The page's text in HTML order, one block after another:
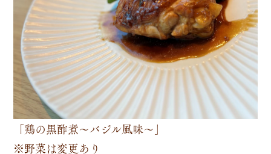
「鶏の黒酢煮～バジル風味～」
※野菜は変更あり